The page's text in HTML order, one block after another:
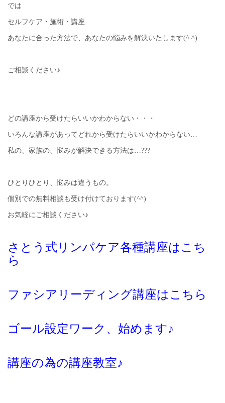
では
セルフケア・施術・講座
あなたに合った方法で、あなたの悩みを解決いたします(^ ^)
ご相談ください♪
どの講座から受けたらいいかわからない・・・
いろんな講座があってどれから受けたらいいかわからない…
私の、家族の、悩みが解決できる方法は…???
ひとりひとり、悩みは違うもの。
個別での無料相談も受け付けております(^^)
お気軽にご相談ください♪
さとう式リンパケア各種講座はこち
ら
ファシアリーディング講座はこちら
ゴール設定ワーク、始めます♪
講座の為の講座教室♪